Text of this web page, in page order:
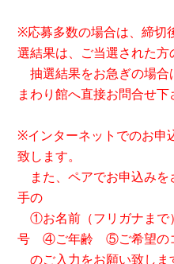
※応募多数の場合は、締切
選結果は、ご当選された方
抽選結果をお急ぎの場合
まわり館へ直接お問合せ下
※インターネットでのお申
致します。
また、ペアでお申込みを
手の
①お名前（フリガナま
号 ④ご年齢 ⑤ご希望の
のご入力をお願い致しま